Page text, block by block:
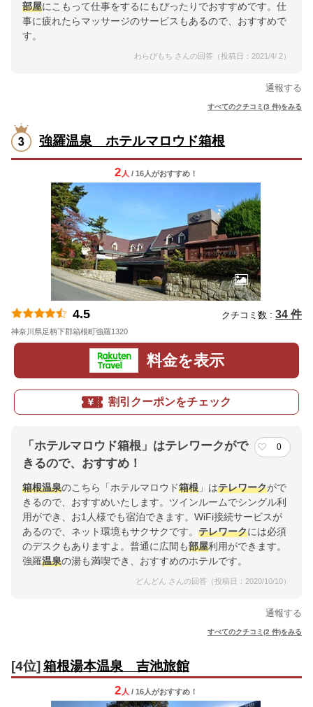
部屋にこもって仕事をするにもぴったりでおすすめです。仕
事に疲れたらマッサージのサービスもあるので、おすすめで
す。
わらびもち さんの回答（投稿日：2021/4/ 2）
通報する
すべてのクチコミ(3 件)をみる
強羅温泉 ホテルマロウド箱根
2 人 / 16人がおすすめ！
4.5 クチコミ数 : 34 件
神奈川県足柄下郡箱根町強羅1320
料金を表示
割引クーポンをチェック
「ホテルマロウド箱根」はテレワークがで
きるので、おすすめ！
0
箱根温泉のこちら「ホテルマロウド箱根 」はテレワークがで
きるので、おすすめいたします。ツインルームでシングル利
用ができ、お1人様でも宿泊できます。WiFi接続サービスが
あるので、ネット環境もサクサクです。 テレワークには必須
のデスクもありますよ。普通に広間も部屋利用ができます。
強羅温泉の湯も満喫でき、おすすめのホテルです。
どんどん さんの回答（投稿日：2020/10/10）
通報する
すべてのクチコミ(2 件)をみる
[4位] 箱根湯本温泉 吉池旅館
2 人 / 16人がおすすめ！